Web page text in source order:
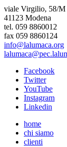
viale Virgilio, 58/M
41123 Modena
tel. 059 8860012
fax 059 8860124
info@lalumaca.org
Facebook
Twitter
YouTube
Instagram
Linkedin
home
chi siamo
clienti